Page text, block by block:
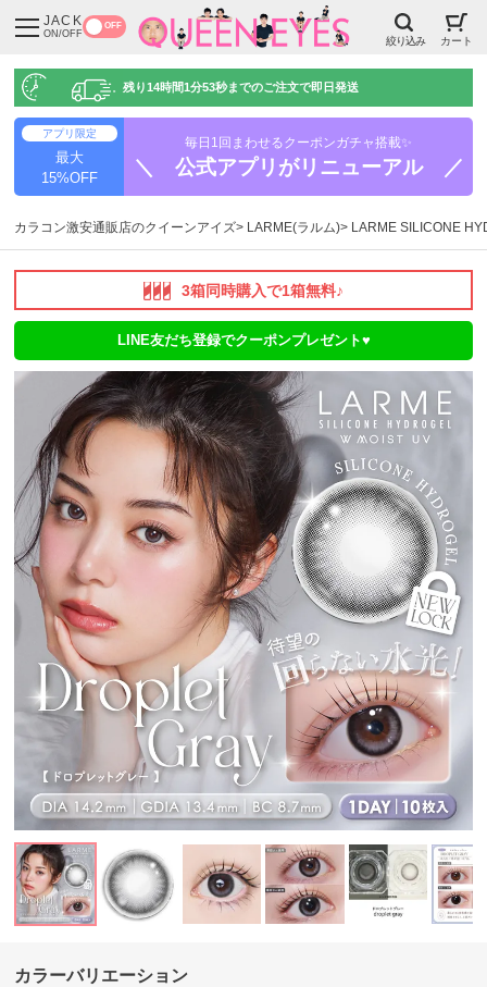
JACK
ON/OFF
OFF
絞り込み カート
残り14時間1分52秒までのご注文で即日発送
アプリ限定
最大
15%OFF
毎日1回まわせるクーポンガチャ搭載✨
＼ 公式アプリがリニューアル ／
カラコン激安通販店のクイーンアイズ LARME(ラルム) LARME SILICONE
3箱同時購入で1箱無料♪
LINE友だち登録でクーポンプレゼント♥
カラーバリエーション